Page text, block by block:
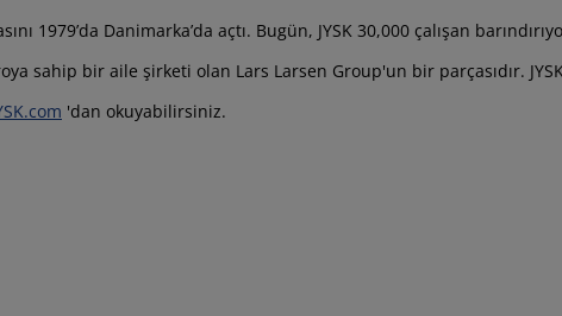
1979’da Danimarka’da açtı. Bugün, JYSK 30,000 çalışan
sahip bir aile şirketi olan Lars Larsen Group'un bir parçasıdır.
'dan okuyabilirsiniz.